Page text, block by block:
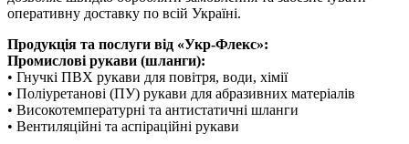
оперативну доставку по всій Україні.
Продукція та послуги від «Укр-Флекс»:
Промислові рукави (шланги):
• Гнучкі ПВХ рукави для повітря, води, хімії
• Поліуретанові (ПУ) рукави для абразивних матеріалів
• Високотемпературні та антистатичні шланги
• Вентиляційні та аспіраційні рукави